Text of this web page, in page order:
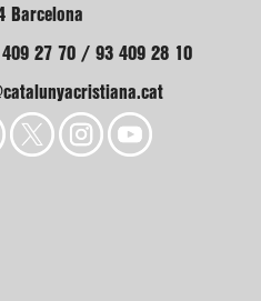
Barcelona
409 27 70 / 93 409 28 10